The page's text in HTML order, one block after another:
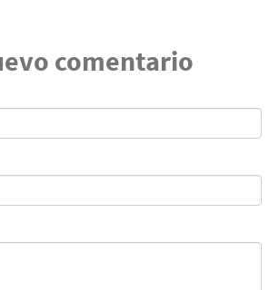
comentario